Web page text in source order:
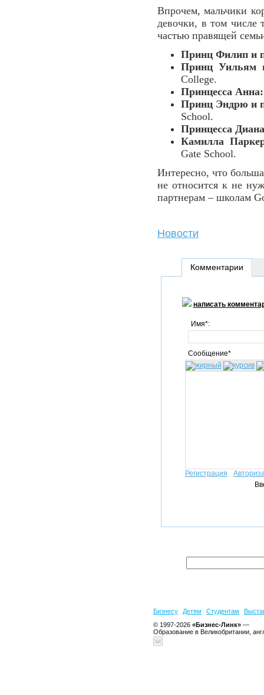
Впрочем, мальчики
девочки, в том числе
частью правящей
Принц Филип и
Принц Уильям
College.
Принцесса Анна:
Принц Эндрю и
School.
Принцесса
Камилла
Gate School.
Интересно, что
не относится к не
партнерам – школам
Новости
Комментарии
написать
Имя*:
Сообщение*
Регистрация
Бизнесу Детям Студентам
© 1997-2026 «Бизнес-Линк» —
Образование в Великобритании,